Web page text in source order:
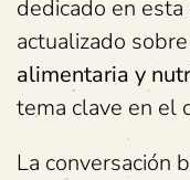
dedicado en
actualizado
alimentaria y
tema clave en el
La conversación